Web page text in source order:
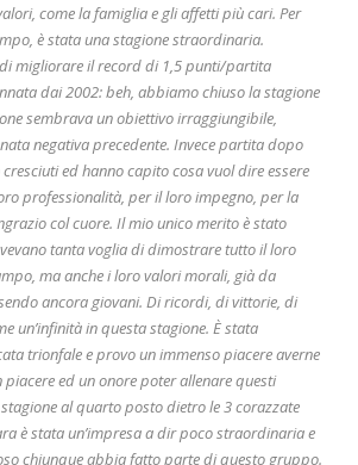
come la famiglia e gli affetti più cari. Per
è stata una stagione straordinaria.
di migliorare il record di 1,5 punti/partita
dai 2002: beh, abbiamo chiuso la stagione
sembrava un obiettivo irraggiungibile,
negativa precedente. Invece partita dopo
ed hanno capito cosa vuol dire essere
professionalità, per il loro impegno, per la
col cuore. Il mio unico merito è stato
tanta voglia di dimostrare tutto il loro
ma anche i loro valori morali, già da
ancora giovani. Di ricordi, di vittorie, di
un’infinità in questa stagione. È stata
trionfale e provo un immenso piacere averne
ed un onore poter allenare questi
al quarto posto dietro le 3 corazzate
è stata un’impresa a dir poco straordinaria e
chiunque abbia fatto parte di questo gruppo.